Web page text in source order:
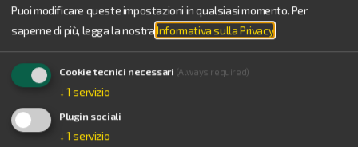
Puoi modificare queste impostazioni in qualsiasi momento.Per
saperne di più, legga la nostraInformativa sulla Privacy
Cookie tecnici necessari (Always required)
↓ 1 servizio
Plugin sociali
↓ 1 servizio